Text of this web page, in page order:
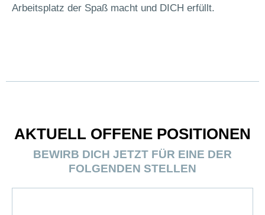
Arbeitsplatz der Spaß macht und DICH erfüllt.
AKTUELL OFFENE POSITIONEN
BEWIRB DICH JETZT FÜR EINE DER
FOLGENDEN STELLEN